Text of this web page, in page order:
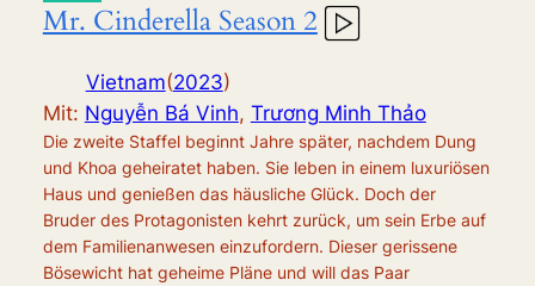
Mr. Cinderella Season 2
Vietnam(2023)
Mit: Nguyễn Bá Vinh, Trương Minh Thảo
Die zweite Staffel beginnt Jahre später, nachdem Dung
und Khoa geheiratet haben. Sie leben in einem luxuriösen
Haus und genießen das häusliche Glück. Doch der
Bruder des Protagonisten kehrt zurück, um sein Erbe auf
dem Familienanwesen einzufordern. Dieser gerissene
Bösewicht hat geheime Pläne und will das Paar